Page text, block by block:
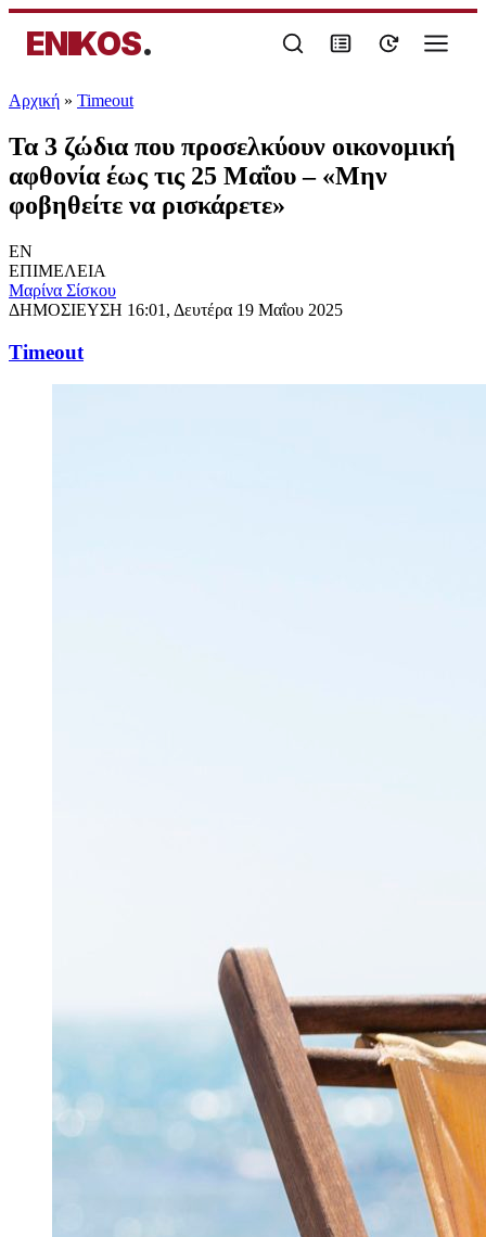
ENIKOS.
Αρχική » Timeout
Τα 3 ζώδια που προσελκύουν οικονομική
αφθονία έως τις 25 Μαΐου – «Μην
φοβηθείτε να ρισκάρετε»
EN
ΕΠΙΜΕΛΕΙΑ
Μαρίνα Σίσκου
ΔΗΜΟΣΙΕΥΣΗ 16:01, Δευτέρα 19 Μαΐου 2025
Timeout